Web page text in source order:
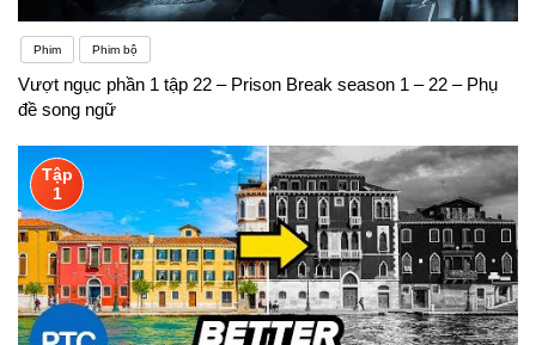
Phim Phim bộ
Vượt ngục phần 1 tập 22 – Prison Break season 1 – 22 – Phụ
đề song ngữ
Tập
1